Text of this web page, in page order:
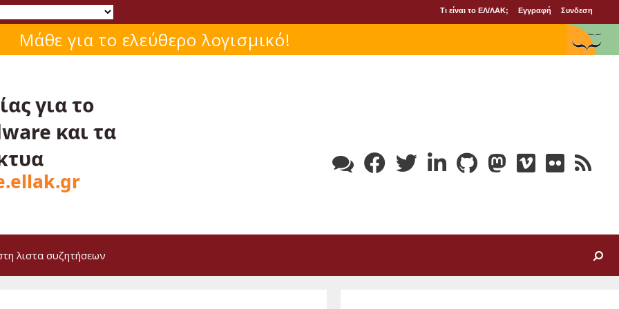
Τι είναι το ΕΛ/ΛΑΚ; Εγγραφή Συνδεση
Μάθε για το ελεύθερο λογισμικό!
λιστα συζητήσεων Search